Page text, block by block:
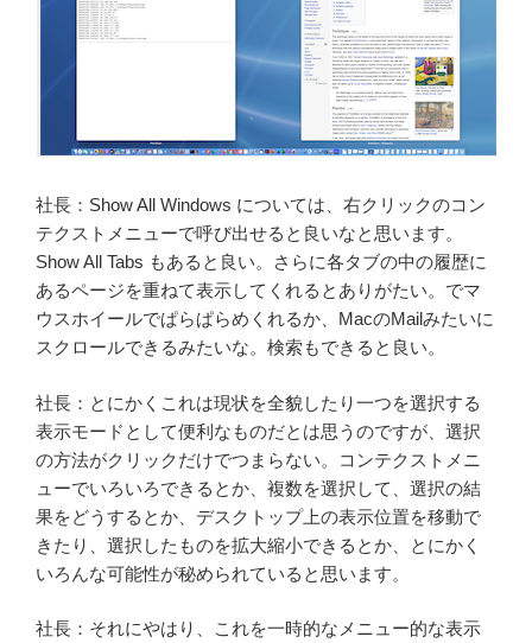
社長：Show All Windows については、右クリックのコン
テクストメニューで呼び出せると良いなと思います。
Show All Tabs もあると良い。さらに各タブの中の履歴に
あるページを重ねて表示してくれるとありがたい。でマ
ウスホイールでぱらぱらめくれるか、MacのMailみたいに
スクロールできるみたいな。検索もできると良い。
社長：とにかくこれは現状を全貌したり一つを選択する
表示モードとして便利なものだとは思うのですが、選択
の方法がクリックだけでつまらない。コンテクストメニ
ューでいろいろできるとか、複数を選択して、選択の結
果をどうするとか、デスクトップ上の表示位置を移動で
きたり、選択したものを拡大縮小できるとか、とにかく
いろんな可能性が秘められていると思います。
社長：それにやはり、これを一時的なメニュー的な表示